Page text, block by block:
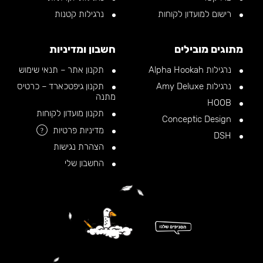
רישום למועדון לקוחות
נרגילות קטנות
מתוגים מובילים
נרגילות Alpha Hookah
נרגילות Amy Deluxe
חשבון ומדיניות
תקנון אתר – תנאי שימוש
תקנון גיפטכארד – כרטיס
מתנה
תקנון מועדון לקוחות
מדיניות פרטיות
?
הצהרת נגישות
החשבון שלי